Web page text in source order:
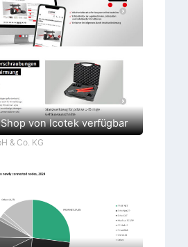
von Icotek verfügbar
& Co. KG